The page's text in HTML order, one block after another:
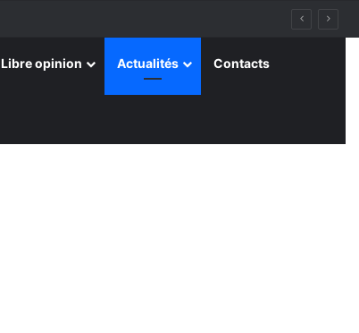
Libre opinion Actualités Contacts